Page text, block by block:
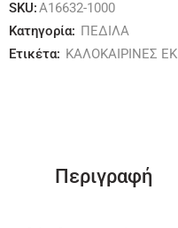
SKU:A16632-1000
Κατηγορία: ΠΕΔΙΛΑ
Ετικέτα: ΚΑΛΟΚΑΙΡΙΝΕΣ
Περιγραφή